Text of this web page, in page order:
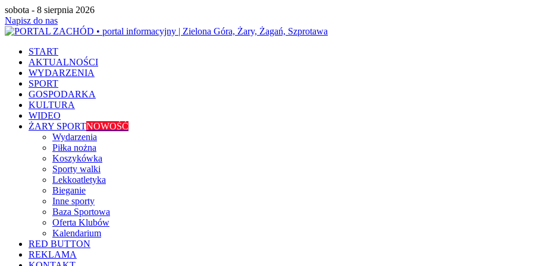
sobota - 8 sierpnia 2026
Napisz do nas
START
AKTUALNOŚCI
WYDARZENIA
SPORT
GOSPODARKA
KULTURA
WIDEO
ŻARY SPORTNOWOŚĆ
Wydarzenia
Piłka nożna
Koszykówka
Sporty walki
Lekkoatletyka
Bieganie
Inne sporty
Baza Sportowa
Oferta Klubów
Kalendarium
RED BUTTON
REKLAMA